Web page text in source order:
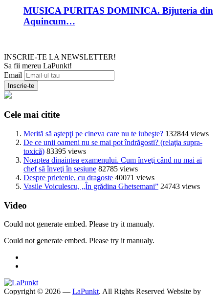
MUSICA PURITAS DOMINICA. Bijuteria din
Aquincum…
INSCRIE-TE LA NEWSLETTER!
Sa fii mereu LaPunkt!
Email
Cele mai citite
Merită să aştepţi pe cineva care nu te iubeşte? 132844 views
De ce unii oameni nu se mai pot îndrăgosti? (relaţia supra-
toxică) 83395 views
Noaptea dinaintea examenului. Cum înveţi când nu mai ai
chef să înveţi în sesiune 82785 views
Despre prietenie, cu dragoste 40071 views
Vasile Voiculescu, „În grădina Ghetsemani” 24743 views
Video
Could not generate embed. Please try it manualy.
Could not generate embed. Please try it manualy.
Copyright © 2026 — LaPunkt. All Rights Reserved Website by